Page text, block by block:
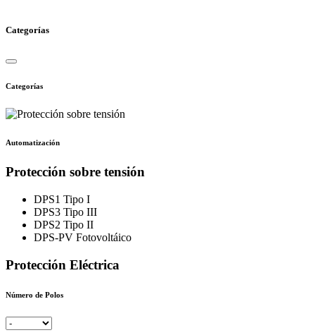
Categorías
Categorías
Automatización
Protección sobre tensión
DPS1 Tipo I
DPS3 Tipo III
DPS2 Tipo II
DPS-PV Fotovoltáico
Protección Eléctrica
Número de Polos